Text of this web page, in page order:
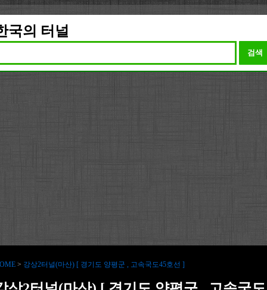
국의 터널
검색
> 강상2터널(마산) [ 경기도 양평군 , 고속국도45호선 ]